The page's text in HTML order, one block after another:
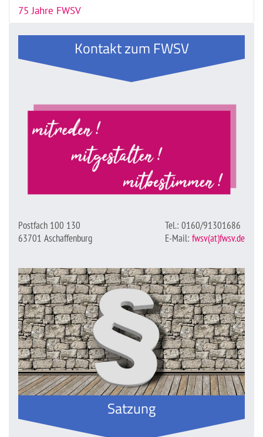
75 Jahre FWSV
Kontakt zum FWSV
Postfach 100 130
63701 Aschaffenburg
Tel.: 0160/91301686
E-Mail: fwsv(at)fwsv.de
Satzung